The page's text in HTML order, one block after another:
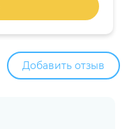
Добавить отзыв